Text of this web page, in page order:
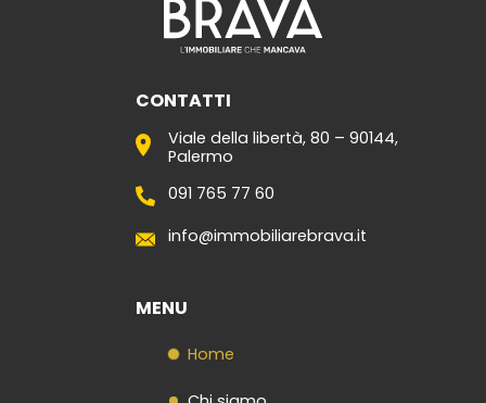
Servizi per gli agenti
Blog
CONTATTI
Viale della libertà, 80 – 90144,
Palermo
091 765 77 60
info@immobiliarebrava.it
MENU
Home